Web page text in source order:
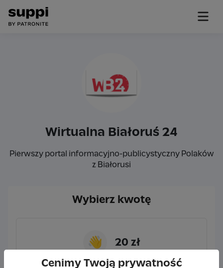
Wirtualna Białoruś 24
Pierwszy portal informacyjno-publicystyczny Polaków
z Białorusi
Wybierz kwotę
👋 20 zł
Cenimy Twoją prywatność